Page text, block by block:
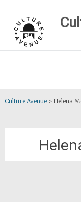
content
Culture Avenue> Helena